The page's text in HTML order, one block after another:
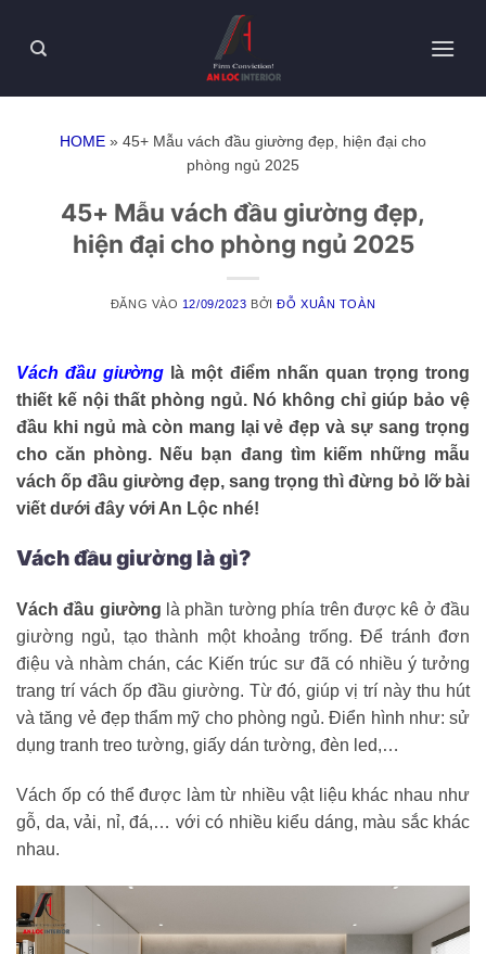
HOME » 45+ Mẫu vách đầu giường đẹp, hiện đại cho
phòng ngủ 2025
45+ Mẫu vách đầu giường đẹp,
hiện đại cho phòng ngủ 2025
ĐĂNG VÀO 12/09/2023 BỞIĐỖ XUÂN TOÀN
Vách đầu giường là một điểm nhấn quan trọng trong
thiết kế nội thất phòng ngủ. Nó không chỉ giúp bảo vệ
đầu khi ngủ mà còn mang lại vẻ đẹp và sự sang trọng
cho căn phòng. Nếu bạn đang tìm kiếm những mẫu
vách ốp đầu giường đẹp, sang trọng thì đừng bỏ lỡ bài
viết dưới đây với An Lộc nhé!
Vách đầu giường là gì?
Vách đầu giường là phần tường phía trên được kê ở đầu
giường ngủ, tạo thành một khoảng trống. Để tránh đơn
điệu và nhàm chán, các Kiến trúc sư đã có nhiều ý tưởng
trang trí vách ốp đầu giường. Từ đó, giúp vị trí này thu hút
và tăng vẻ đẹp thẩm mỹ cho phòng ngủ. Điển hình như: sử
dụng tranh treo tường, giấy dán tường, đèn led,…
Vách ốp có thể được làm từ nhiều vật liệu khác nhau như
gỗ, da, vải, nỉ, đá,… với có nhiều kiểu dáng, màu sắc khác
nhau.